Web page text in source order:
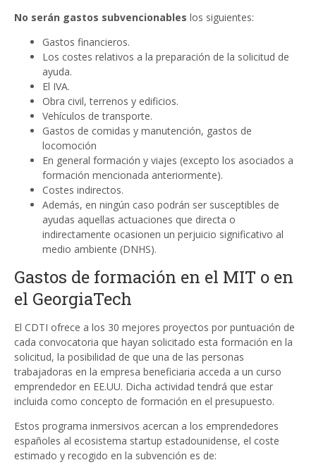
No serán gastos subvencionables los siguientes:
Gastos financieros.
Los costes relativos a la preparación de la solicitud de
ayuda.
El IVA.
Obra civil, terrenos y edificios.
Vehículos de transporte.
Gastos de comidas y manutención, gastos de
locomoción
En general formación y viajes (excepto los asociados a
formación mencionada anteriormente).
Costes indirectos.
Además, en ningún caso podrán ser susceptibles de
ayudas aquellas actuaciones que directa o
indirectamente ocasionen un perjuicio significativo al
medio ambiente (DNHS).
Gastos de formación en el MIT o en
el GeorgiaTech
El CDTI ofrece a los 30 mejores proyectos por puntuación de
cada convocatoria que hayan solicitado esta formación en la
solicitud, la posibilidad de que una de las personas
trabajadoras en la empresa beneficiaria acceda a un curso
emprendedor en EE.UU. Dicha actividad tendrá que estar
incluida como concepto de formación en el presupuesto.
Estos programa inmersivos acercan a los emprendedores
españoles al ecosistema startup estadounidense, el coste
estimado y recogido en la subvención es de: